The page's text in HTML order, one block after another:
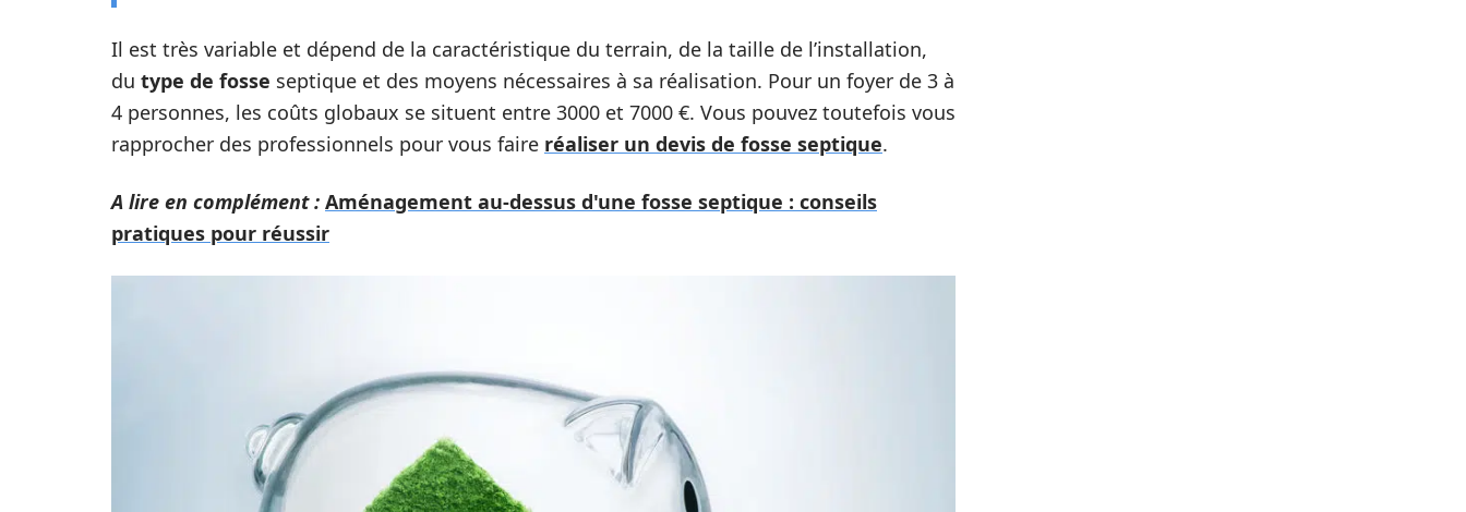
Il est très variable et dépend de la caractéristique du terrain, de la taille de l’installation,
du type de fosse septique et des moyens nécessaires à sa réalisation. Pour un foyer de 3 à
4 personnes, les coûts globaux se situent entre 3000 et 7000 €. Vous pouvez toutefois vous
rapprocher des professionnels pour vous faire réaliser un devis de fosse septique.
A lire en complément : Aménagement au-dessus d'une fosse septique : conseils
pratiques pour réussir